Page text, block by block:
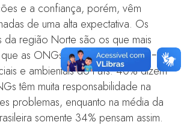
e a confiança, porém, vêm
de uma alta expectativa. Os
da região Norte são os que mais
as ONGs devem resolver os
e ambientais do País. 40% dizem
têm muita responsabilidade na
problemas, enquanto na média da
somente 34% pensam assim.